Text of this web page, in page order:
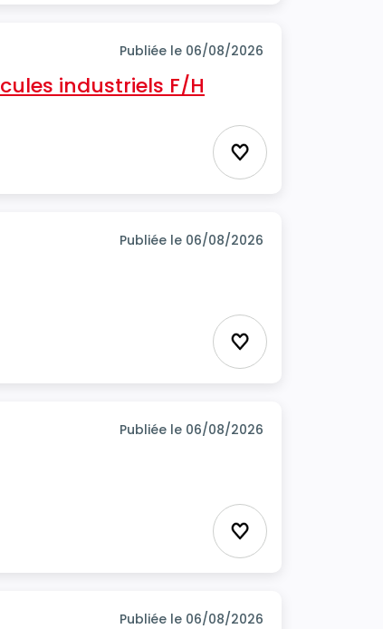
Publiée le 06/08/2026
industriels F/H
Ajouter aux
Publiée le 06/08/2026
Ajouter aux
Publiée le 06/08/2026
Ajouter aux
Publiée le 06/08/2026